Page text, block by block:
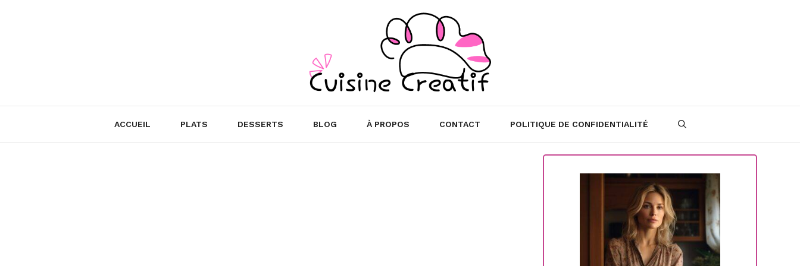
ACCUEIL PLATS DESSERTS BLOG À PROPOS CONTACT POLITIQUE DE CONFIDENTIALITÉ